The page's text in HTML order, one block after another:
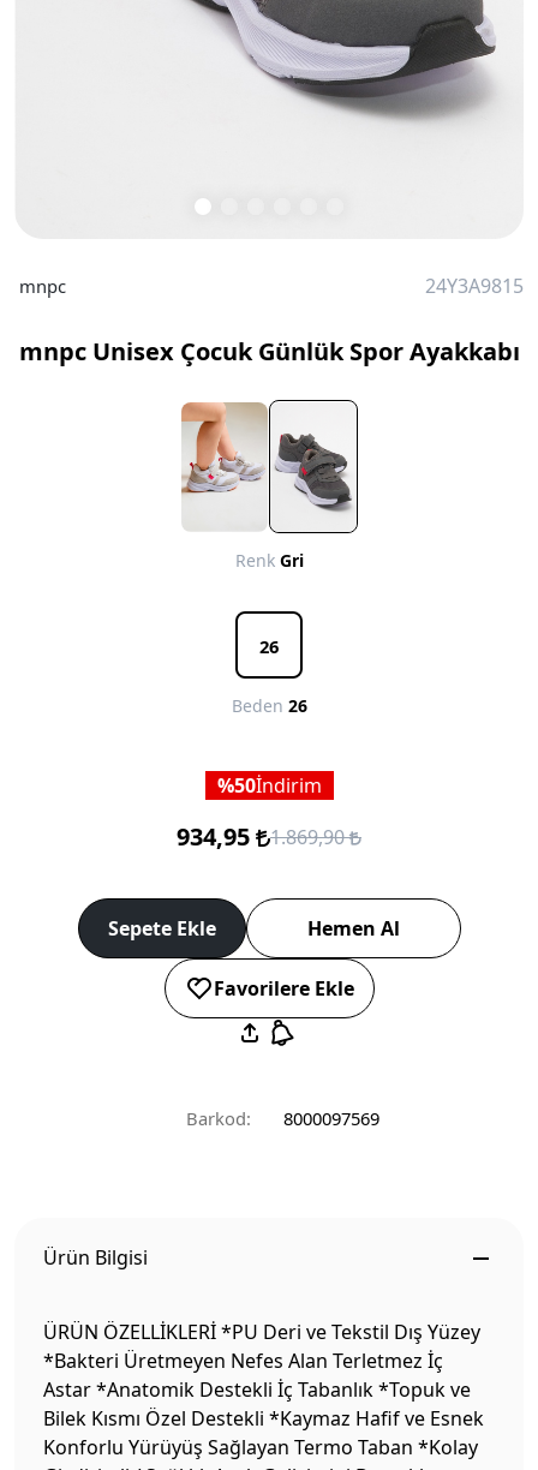
mnpc 24Y3A9815
mnpc Unisex Çocuk Günlük Spor Ayakkabı
Renk Gri
26
Beden 26
50İndirim
934,95 1.869,90
Sepete Ekle Hemen Al
Favorilere Ekle
Barkod: 8000097569
Ürün Bilgisi
ÜRÜN ÖZELLİKLERİ *PU Deri ve Tekstil Dış Yüzey
*Bakteri Üretmeyen Nefes Alan Terletmez İç
Astar *Anatomik Destekli İç Tabanlık *Topuk ve
Bilek Kısmı Özel Destekli *Kaymaz Hafif ve Esnek
Konforlu Yürüyüş Sağlayan Termo Taban *Kolay